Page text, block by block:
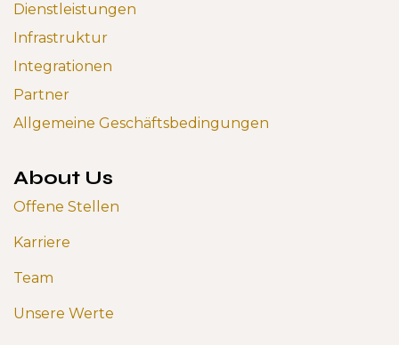
Dienstleistungen
Infrastruktur
Integrationen
Partner
Allgemeine Geschäftsbedingungen
About Us
Offene Stellen
Karriere
Team
Unsere Werte